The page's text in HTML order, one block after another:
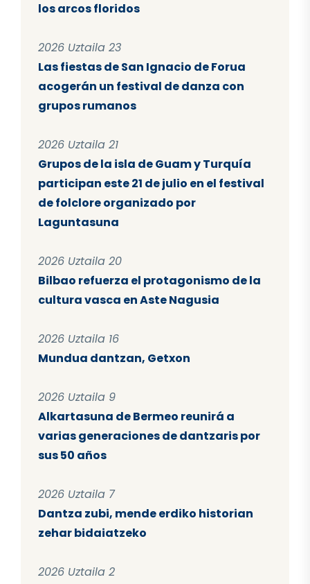
los arcos floridos
2026 Uztaila 23
Las fiestas de San Ignacio de Forua
acogerán un festival de danza con
grupos rumanos
2026 Uztaila 21
Grupos de la isla de Guam y Turquía
participan este 21 de julio en el festival
de folclore organizado por
Laguntasuna
2026 Uztaila 20
Bilbao refuerza el protagonismo de la
cultura vasca en Aste Nagusia
2026 Uztaila 16
Mundua dantzan, Getxon
2026 Uztaila 9
Alkartasuna de Bermeo reunirá a
varias generaciones de dantzaris por
sus 50 años
2026 Uztaila 7
Dantza zubi, mende erdiko historian
zehar bidaiatzeko
2026 Uztaila 2